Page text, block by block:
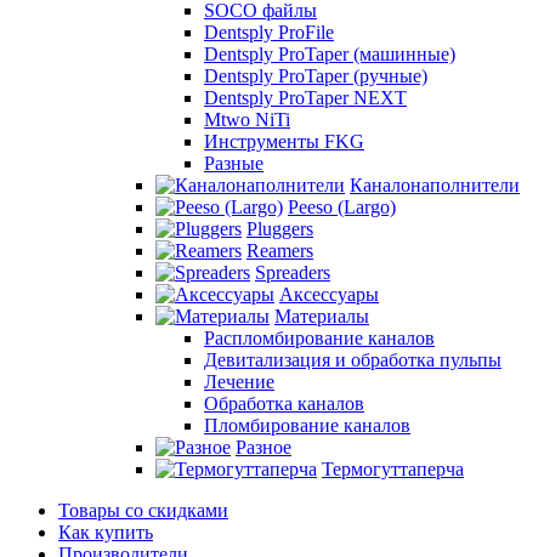
SOCO файлы
Dentsply ProFile
Dentsply ProTaper (машинные)
Dentsply ProTaper (ручные)
Dentsply ProTaper NEXT
Mtwo NiTi
Инструменты FKG
Разные
Каналонаполнители
Peeso (Largo)
Pluggers
Reamers
Spreaders
Аксессуары
Материалы
Распломбирование каналов
Девитализация и обработка пульпы
Лечение
Обработка каналов
Пломбирование каналов
Разное
Термогуттаперча
Товары со скидками
Как купить